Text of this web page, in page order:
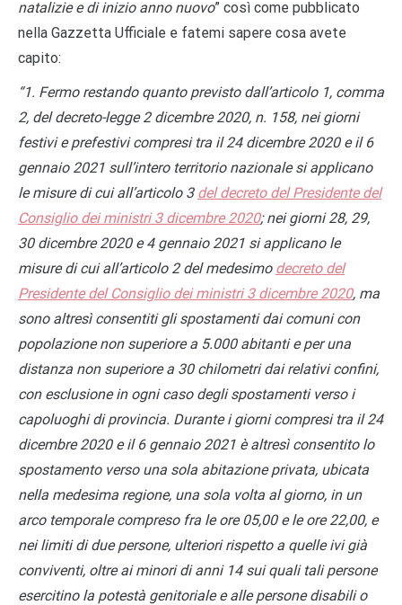
natalizie e di inizio anno nuovo” così come pubblicato
nella Gazzetta Ufficiale e fatemi sapere cosa avete
capito:
“1. Fermo restando quanto previsto dall’articolo 1, comma
2, del decreto-legge 2 dicembre 2020, n. 158, nei giorni
festivi e prefestivi compresi tra il 24 dicembre 2020 e il 6
gennaio 2021 sull’intero territorio nazionale si applicano
le misure di cui all’articolo 3 del decreto del Presidente del
Consiglio dei ministri 3 dicembre 2020; nei giorni 28, 29,
30 dicembre 2020 e 4 gennaio 2021 si applicano le
misure di cui all’articolo 2 del medesimo decreto del
Presidente del Consiglio dei ministri 3 dicembre 2020, ma
sono altresì consentiti gli spostamenti dai comuni con
popolazione non superiore a 5.000 abitanti e per una
distanza non superiore a 30 chilometri dai relativi confini,
con esclusione in ogni caso degli spostamenti verso i
capoluoghi di provincia. Durante i giorni compresi tra il 24
dicembre 2020 e il 6 gennaio 2021 è altresì consentito lo
spostamento verso una sola abitazione privata, ubicata
nella medesima regione, una sola volta al giorno, in un
arco temporale compreso fra le ore 05,00 e le ore 22,00, e
nei limiti di due persone, ulteriori rispetto a quelle ivi già
conviventi, oltre ai minori di anni 14 sui quali tali persone
esercitino la potestà genitoriale e alle persone disabili o